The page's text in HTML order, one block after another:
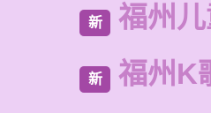
新 福州
新 福州K